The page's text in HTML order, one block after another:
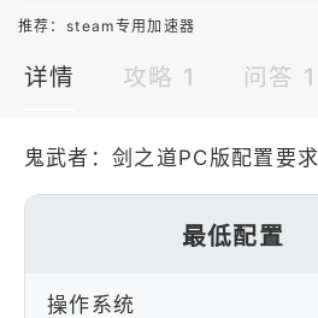
推荐： steam专用加速器
详情 攻略 1 问答 1
鬼武者：剑之道PC版配置要求
最低配置
操作系统